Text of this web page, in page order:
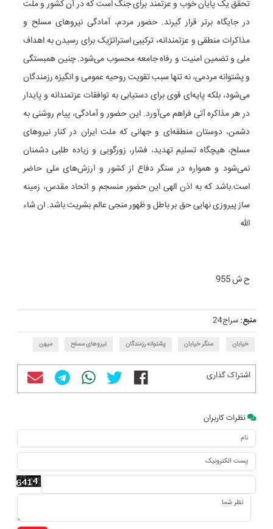
تحقق یک پایان خوب و عزتمند برای جنگ است که در آن کشور و ملت
در جایگاه برتر قرار گیرند. حضور مردم، آمادگی نیروهای مسلح و
مذاکرات منطقی و عزتمندانه، ترکیبی استراتژیک برای رسیدن به اهداف
ملی و تضمین امنیت و رفاه جامعه محسوب می‌شود. چنین همبستگی
و پشتوانه مردمی، نه تنها سبب تقویت روحیه عمومی و انگیزه رزمندگان
می‌شود، بلکه پایه‌ای قوی برای دستیابی به توافقات عزتمندانه و پایدار
در هر مذاکره آتی فراهم می‌آورد. این حضور و آمادگی، پیام روشنی به
دشمن، دوستان منطقه‌ای و جهانی که ملت ایران در کنار نیروهای
مسلح، هیچگاه تسلیم تهدید، فشار، زورگویی و زیاده طلبی دشمنان
نمی‌شود و همواره در سنگر دفاع از کشور و ارزش‌های ملی حاضر
است.باشد که به اذن الهی این حضور منسجم و اتحاد مقدس، زمینه
ساز پیروزی نهایی حق بر باطل و ظهور منجی عالم بشریت باشد. ان شاء
الله
ح ش 955
منبع:سراج24
خیابان سنگر خیابان پشتوانه رزمندگان نیروهای مسلح میهن
اشتراک گذاری
نظرات کاربران